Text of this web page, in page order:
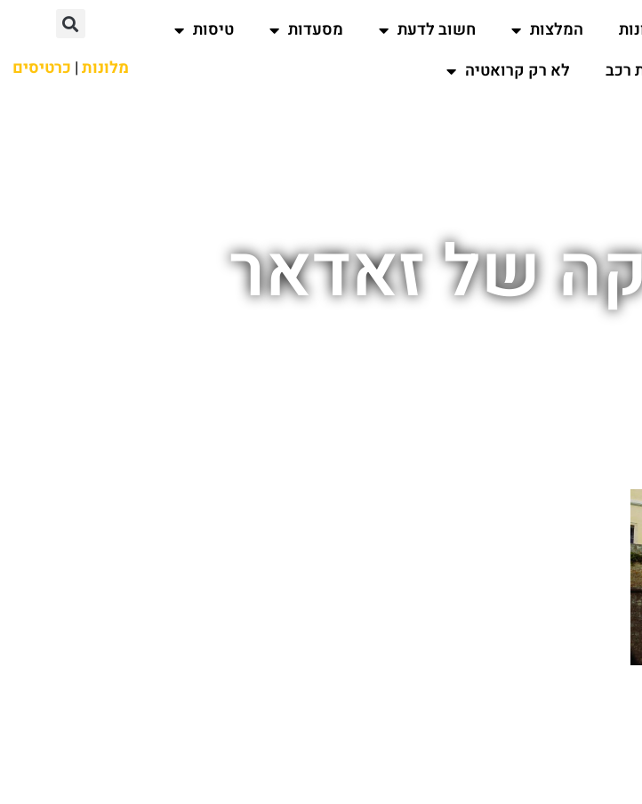
המלצות חשוב לדעת מסעדות
טיסות
רכב
לא רק קרואטיה מלונות| כרטיסים
של זאדאר